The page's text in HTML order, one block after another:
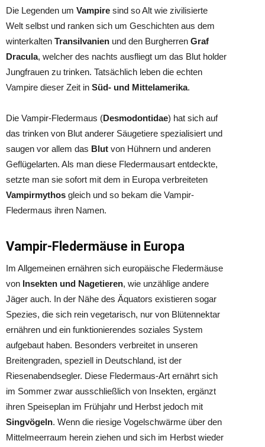
Die Legenden um Vampire sind so Alt wie zivilisierte
Welt selbst und ranken sich um Geschichten aus dem
winterkalten Transilvanien und den Burgherren Graf
Dracula, welcher des nachts ausfliegt um das Blut holder
Jungfrauen zu trinken. Tatsächlich leben die echten
Vampire dieser Zeit in Süd- und Mittelamerika.
Die Vampir-Fledermaus (Desmodontidae) hat sich auf
das trinken von Blut anderer Säugetiere spezialisiert und
saugen vor allem das Blut von Hühnern und anderen
Geflügelarten. Als man diese Fledermausart entdeckte,
setzte man sie sofort mit dem in Europa verbreiteten
Vampirmythos gleich und so bekam die Vampir-
Fledermaus ihren Namen.
Vampir-Fledermäuse in Europa
Im Allgemeinen ernähren sich europäische Fledermäuse
von Insekten und Nagetieren, wie unzählige andere
Jäger auch. In der Nähe des Äquators existieren sogar
Spezies, die sich rein vegetarisch, nur von Blütennektar
ernähren und ein funktionierendes soziales System
aufgebaut haben. Besonders verbreitet in unseren
Breitengraden, speziell in Deutschland, ist der
Riesenabendsegler. Diese Fledermaus-Art ernährt sich
im Sommer zwar ausschließlich von Insekten, ergänzt
ihren Speiseplan im Frühjahr und Herbst jedoch mit
Singvögeln. Wenn die riesige Vogelschwärme über den
Mittelmeerraum herein ziehen und sich im Herbst wieder